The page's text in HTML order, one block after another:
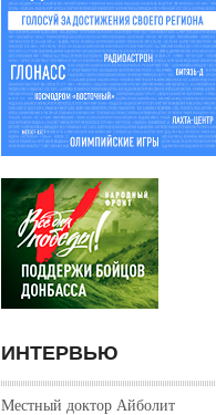
ИНТЕРВЬЮ
Местный доктор Айболит